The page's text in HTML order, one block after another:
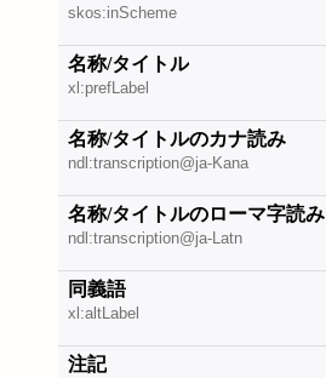
skos:inScheme
名称/タイトル
xl:prefLabel
名称/タイトルのカナ読み
ndl:transcription@ja-Kana
名称/タイトルのローマ字読み
ndl:transcription@ja-Latn
同義語
xl:altLabel
注記